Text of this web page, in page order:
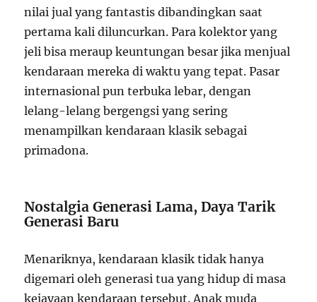
nilai jual yang fantastis dibandingkan saat
pertama kali diluncurkan. Para kolektor yang
jeli bisa meraup keuntungan besar jika menjual
kendaraan mereka di waktu yang tepat. Pasar
internasional pun terbuka lebar, dengan
lelang-lelang bergengsi yang sering
menampilkan kendaraan klasik sebagai
primadona.
Nostalgia Generasi Lama, Daya Tarik
Generasi Baru
Menariknya, kendaraan klasik tidak hanya
digemari oleh generasi tua yang hidup di masa
kejayaan kendaraan tersebut. Anak muda